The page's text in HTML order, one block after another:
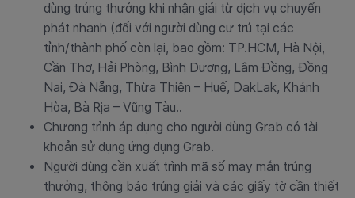
dùng trúng thưởng khi nhận giải từ dịch vụ chuyển
phát nhanh (đối với người dùng cư trú tại các
tỉnh/thành phố còn lại, bao gồm: TP.HCM, Hà Nội,
Cần Thơ, Hải Phòng, Bình Dương, Lâm Đồng, Đồng
Nai, Đà Nẵng, Thừa Thiên – Huế, DakLak, Khánh
Hòa, Bà Rịa – Vũng Tàu..
Chương trình áp dụng cho người dùng Grab có tài
khoản sử dụng ứng dụng Grab.
Người dùng cần xuất trình mã số may mắn trúng
thưởng, thông báo trúng giải và các giấy tờ cần thiết